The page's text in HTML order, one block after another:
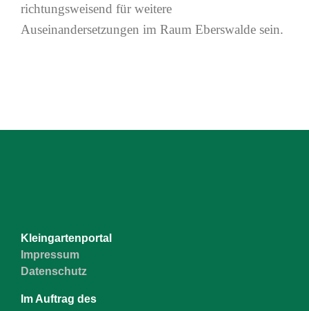
richtungsweisend für weitere
Auseinandersetzungen im Raum Eberswalde sein.
Kleingartenportal
Impressum
Datenschutz
Im Auftrag des